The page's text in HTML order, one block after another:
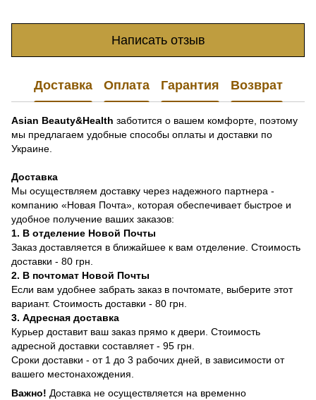
Написать отзыв
Доставка Оплата Гарантия Возврат
Asian Beauty&Health заботится о вашем комфорте, поэтому
мы предлагаем удобные способы оплаты и доставки по
Украине.
Доставка
Мы осуществляем доставку через надежного партнера -
компанию «Новая Почта», которая обеспечивает быстрое и
удобное получение ваших заказов:
1. В отделение Новой Почты
Заказ доставляется в ближайшее к вам отделение. Стоимость
доставки - 80 грн.
2. В почтомат Новой Почты
Если вам удобнее забрать заказ в почтомате, выберите этот
вариант. Стоимость доставки - 80 грн.
3. Адресная доставка
Курьер доставит ваш заказ прямо к двери. Стоимость
адресной доставки составляет - 95 грн.
Сроки доставки - от 1 до 3 рабочих дней, в зависимости от
вашего местонахождения.
Важно! Доставка не осуществляется на временно